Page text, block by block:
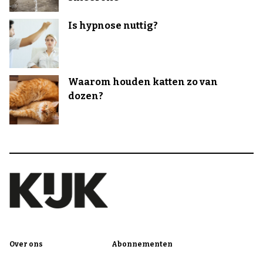
Is hypnose nuttig?
Waarom houden katten zo van
dozen?
Over ons Abonnementen